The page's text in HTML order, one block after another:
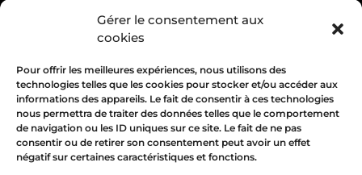
Gérer le consentement aux
cookies
Pour offrir les meilleures expériences, nous utilisons des
technologies telles que les cookies pour stocker et/ou accéder aux
informations des appareils. Le fait de consentir à ces technologies
nous permettra de traiter des données telles que le comportement
de navigation ou les ID uniques sur ce site. Le fait de ne pas
consentir ou de retirer son consentement peut avoir un effet
négatif sur certaines caractéristiques et fonctions.
PARTENARIAT